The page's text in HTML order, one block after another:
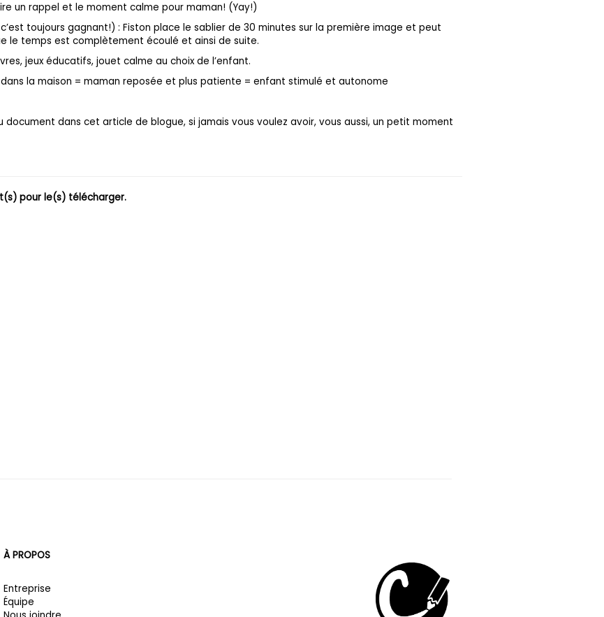
un rappel et le moment calme pour maman! (Yay!)
toujours gagnant!) : Fiston place le sablier de 30 minutes sur la première image et peut
le temps est complètement écoulé et ainsi de suite.
jeux éducatifs, jouet calme au choix de l’enfant.
la maison = maman reposée et plus patiente = enfant stimulé et autonome
document dans cet article de blogue, si jamais vous voulez avoir, vous aussi, un petit moment
pour le(s) télécharger.
À PROPOS
Entreprise
Équipe